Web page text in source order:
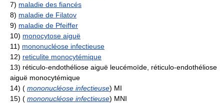
7) maladie des fiancés
8) maladie de Filatov
9) maladie de Pfeiffer
10) monocytose aiguë
11) mononucléose infectieuse
12) reticulite monocytémique
13) réticulo-endothéliose aiguë leucémoïde, réticulo-endothéliose
aiguë monocytémique
14) ( mononucléose infectieuse) MI
15) ( mononucléose infectieuse) MNI